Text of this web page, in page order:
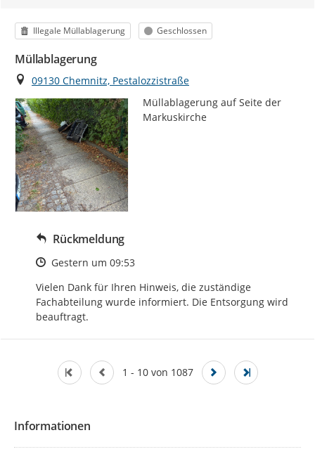
Kategorie
Illegale Müllablagerung Status
Geschlossen
Müllablagerung
Ort
09130 Chemnitz, Pestalozzistraße
Müllablagerung auf Seite der
Markuskirche
Rückmeldung
Zeitpunkt des Erstellens
Gestern um 09:53
Vielen Dank für Ihren Hinweis, die zuständige
Fachabteilung wurde informiert. Die Entsorgung wird
beauftragt.
1 - 10 von 1087
Informationen